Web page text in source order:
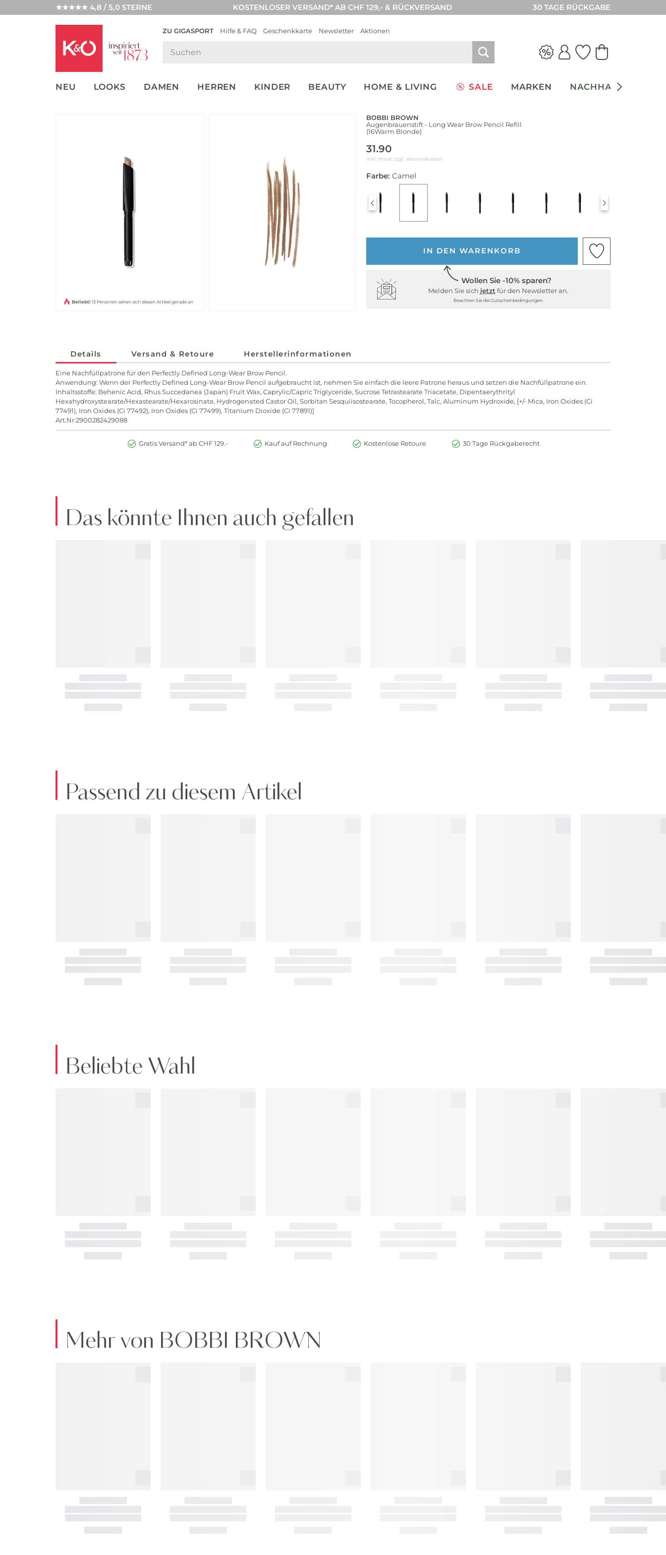
★★★★★ 4,8 / 5,0 STERNE KOSTENLOSER VERSAND* AB CHF 129,- & RÜCKVERSAND 30 TAGE RÜCKGABE
ZU GIGASPORT Hilfe & FAQ Geschenkkarte Newsletter Aktionen
NEU LOOKS DAMEN HERREN KINDER BEAUTY HOME & LIVING SALE MARKEN NACHHALTIGKEIT
NEW IN
WEDDING
Beliebt! 13 Personen sehen sich diesen Artikel gerade an
BOBBI BROWN
Augenbrauenstift - Long Wear Brow Pencil Refill
(16Warm Blonde)
31.90
inkl. Mwst zzgl. Versandkosten
Farbe: Camel
IN DEN WARENKORB
Wollen Sie -10% sparen?
Melden Sie sich jetzt für den Newsletter an.
Beachten Sie die Gutscheinbedingungen.
Details Versand & Retoure Herstellerinformationen
Eine Nachfüllpatrone für den Perfectly Defined Long-Wear Brow Pencil.
Anwendung: Wenn der Perfectly Defined Long-Wear Brow Pencil aufgebraucht ist, nehmen Sie einfach die leere Patrone heraus und setzen die Nachfüllpatrone ein.
Inhaltsstoffe: Behenic Acid, Rhus Succedanea (Japan) Fruit Wax, Caprylic/Capric Triglyceride, Sucrose Tetrastearate Triacetate, Dipentaerythrityl
Hexahydroxystearate/Hexastearate/Hexarosinate, Hydrogenated Castor Oil, Sorbitan Sesquiisostearate, Tocopherol, Talc, Aluminum Hydroxide, [+/- Mica, Iron Oxides (Ci
77491), Iron Oxides (Ci 77492), Iron Oxides (Ci 77499), Titanium Dioxide (Ci 77891)]
Art.Nr:2900282429088
Gratis Versand* ab CHF 129.- Kauf auf Rechnung Kostenlose Retoure 30 Tage Rückgaberecht
Das könnte Ihnen auch gefallen
Passend zu diesem Artikel
Beliebte Wahl
Mehr von BOBBI BROWN